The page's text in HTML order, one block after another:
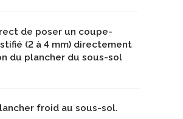
de poser un coupe-
(2 à 4 mm) directement
du plancher du sous-sol
froid au sous-sol.